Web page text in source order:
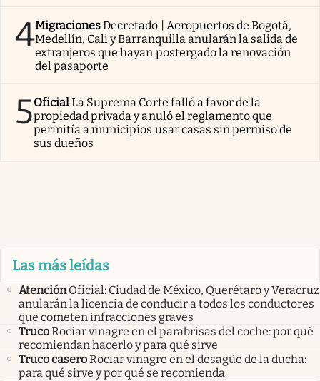
4MigracionesDecretado | Aeropuertos de Bogotá,
Medellín, Cali y Barranquilla anularán la salida de
extranjeros que hayan postergado la renovación
del pasaporte
5OficialLa Suprema Corte falló a favor de la
propiedad privada y anuló el reglamento que
permitía a municipios usar casas sin permiso de
sus dueños
Las más leídas
Atención Oficial: Ciudad de México, Querétaro y Veracruz
anularán la licencia de conducir a todos los conductores
que cometen infracciones graves
TrucoRociar vinagre en el parabrisas del coche: por qué
recomiendan hacerlo y para qué sirve
Truco caseroRociar vinagre en el desagüe de la ducha:
para qué sirve y por qué se recomienda